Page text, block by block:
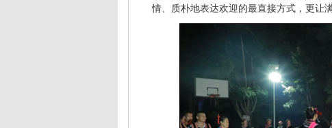
情、质朴地表达欢迎的最直接方式，更让